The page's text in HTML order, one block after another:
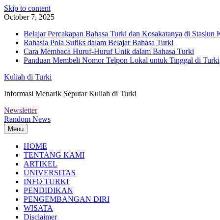
Skip to content
October 7, 2025
Belajar Percakapan Bahasa Turki dan Kosakatanya di Stasiun
Rahasia Pola Sufiks dalam Belajar Bahasa Turki
Cara Membaca Huruf-Huruf Unik dalam Bahasa Turki
Panduan Membeli Nomor Telpon Lokal untuk Tinggal di Turki
Kuliah di Turki
Informasi Menarik Seputar Kuliah di Turki
Newsletter
Random News
Menu
HOME
TENTANG KAMI
ARTIKEL
UNIVERSITAS
INFO TURKI
PENDIDIKAN
PENGEMBANGAN DIRI
WISATA
Disclaimer